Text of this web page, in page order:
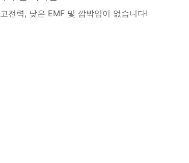
고전력, 낮은 EMF 및 깜박임이 없습니다!